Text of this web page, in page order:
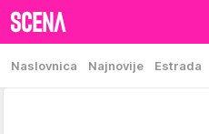
Naslovnica Najnovije Estrada